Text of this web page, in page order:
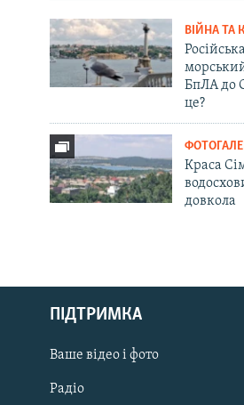
Русский
Qırımtatar
ДОЛУЧАЙСЯ!
ВІЙНА ТА
БпЛА до
це?
Краса
довкола
ПІДТРИМКА
Ваше відео і фото
Радіо